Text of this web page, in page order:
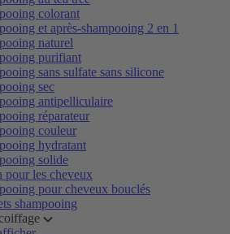
colorant
et après-shampooing 2 en 1
naturel
purifiant
sans sulfate sans silicone
sec
antipelliculaire
réparateur
couleur
hydratant
solide
pour les cheveux
pour cheveux bouclés
shampooing